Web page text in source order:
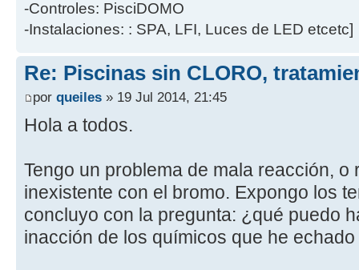
-Controles: PisciDOMO
-Instalaciones: : SPA, LFI, Luces de LED etcetc]
Re: Piscinas sin CLORO,
por queiles » 19 Jul 2014, 21:45
Hola a todos.
Tengo un problema de mala reacción,
inexistente con el bromo. Expongo los
concluyo con la pregunta: ¿qué puedo
inacción de los químicos que he